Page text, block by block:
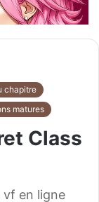
chapitre
matures
Class
vf en ligne